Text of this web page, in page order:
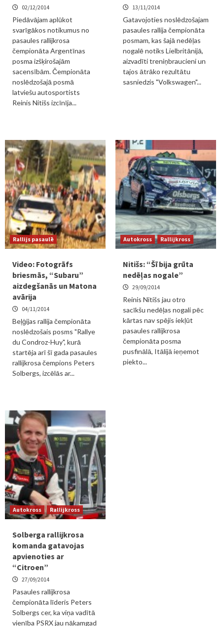
02/12/2014
Piedāvājam aplūkot
svarīgākos notikumus no
pasaules rallijkrosa
čempionāta Argentīnas
posma izšķirošajām
sacensībām. Čempionāta
noslēdzošajā posmā
latviešu autosportists
Reinis Nitišs izcīnīja...
13/11/2014
Gatavojoties noslēdzošajam
pasaules rallija čempionāta
posmam, kas šajā nedēļas
nogalē notiks Lielbritānijā,
aizvadīti treniņbraucieni un
tajos ātrāko rezultātu
sasniedzis "Volkswagen"...
Rallijs pasaulē
Video: Fotogrāfs
briesmās, “Subaru”
aizdegšanās un Matona
avārija
04/11/2014
Beļģijas rallija čempionāta
noslēdzošais posms "Rallye
du Condroz-Huy", kurā
startēja arī šī gada pasaules
rallijkrosa čempions Peters
Solbergs, izcēlās ar...
Autokross Rallijkross
Nitišs: “Šī bija grūta
nedēļas nogale”
29/09/2014
Reinis Nitišs jau otro
sacīkšu nedēļas nogali pēc
kārtas nav spējis iekļūt
pasaules rallijkrosa
čempionāta posma
pusfinālā, Itālijā ieņemot
piekto...
Autokross Rallijkross
Solberga rallijkrosa
komanda gatavojas
apvienoties ar
“Citroen”
27/09/2014
Pasaules rallijkrosa
čempionāta līderis Peters
Solbergs cer, ka viņa vadītā
vienība PSRX jau nākamgad